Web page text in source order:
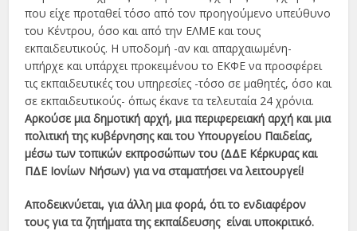
που είχε προταθεί τόσο από τον προηγούμενο υπεύθυνο
του Κέντρου, όσο και από την ΕΛΜΕ και τους
εκπαιδευτικούς. Η υποδομή -αν και απαρχαιωμένη-
υπήρχε και υπάρχει προκειμένου το ΕΚΦΕ να προσφέρει
τις εκπαιδευτικές του υπηρεσίες -τόσο σε μαθητές, όσο και
σε εκπαιδευτικούς- όπως έκανε τα τελευταία 24 χρόνια.
Αρκούσε μια δημοτική αρχή, μια περιφερειακή αρχή και μια
πολιτική της κυβέρνησης και του Υπουργείου Παιδείας,
μέσω των τοπικών εκπροσώπων του (ΔΔΕ Κέρκυρας και
ΠΔΕ Ιονίων Νήσων) για να σταματήσει να λειτουργεί!
Αποδεικνύεται, για άλλη μια φορά, ότι το ενδιαφέρον
τους για τα ζητήματα της εκπαίδευσης είναι υποκριτικό.